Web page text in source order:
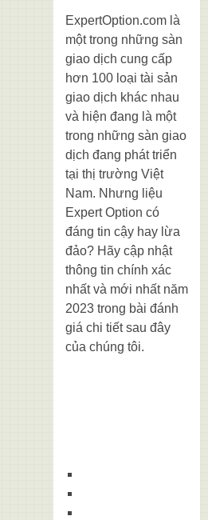
ExpertOption.com là
một trong những sàn
giao dịch cung cấp
hơn 100 loại tài sản
giao dịch khác nhau
và hiện đang là một
trong những sàn giao
dịch đang phát triển
tại thị trường Việt
Nam. Nhưng liệu
Expert Option có
đáng tin cậy hay lừa
đảo? Hãy cập nhật
thông tin chính xác
nhất và mới nhất năm
2023 trong bài đánh
giá chi tiết sau đây
của chúng tôi.